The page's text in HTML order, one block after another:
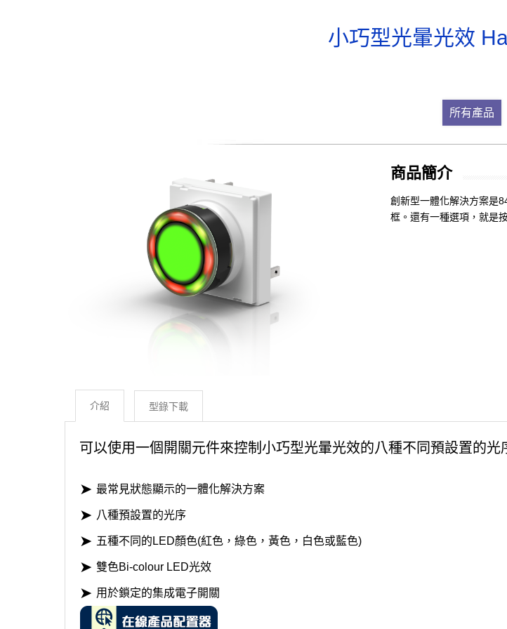
小巧型光暈光效
所有產品
商品簡介
創新型一體化解決方案是
框。還有一種選項，就是
介紹 型錄下載
可以使用一個開關元件來控制小巧型光暈光效的八種不同預設置的光
➤ 最常見狀態顯示的一體化解決方案
➤ 八種預設置的光序
➤ 五種不同的LED顏色(紅色，綠色，黃色，白色或藍色)
➤ 雙色Bi-colour LED光效
➤ 用於鎖定的集成電子開關